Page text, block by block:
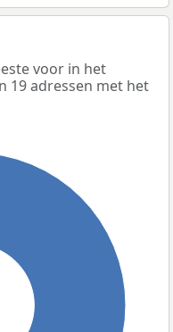
voor in het
19 adressen met het